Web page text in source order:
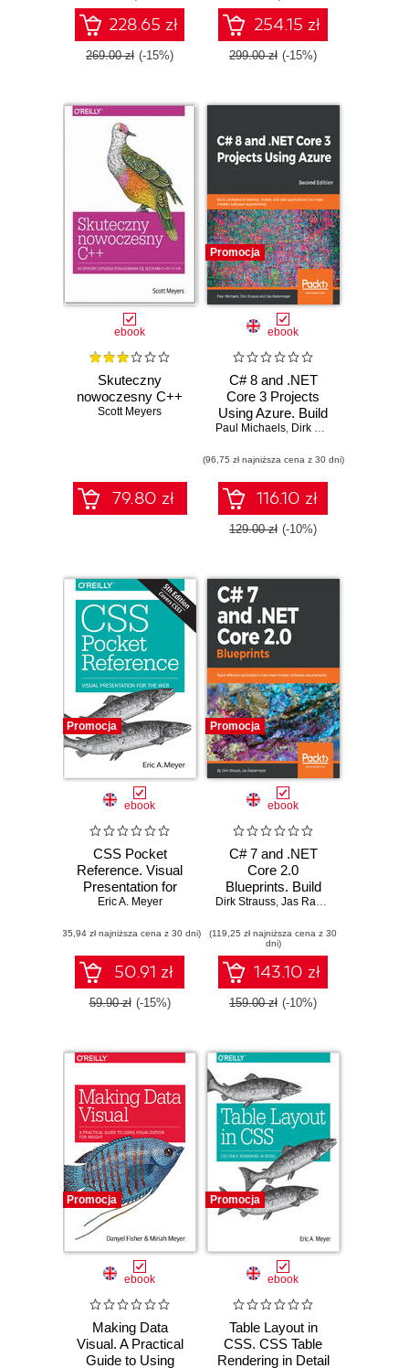
228.65 zł
269.00 zł (-15%)
254.15 zł
299.00 zł (-15%)
ebook
Skuteczny
nowoczesny C++
Scott Meyers
79.80 zł
Promocja
ebook
C# 8 and .NET
Core 3 Projects
Using Azure. Build
professional
and web
applications that
meet modern
software
requirements -
Paul Michaels, Dirk Strauss
(96,75 zł najniższa cena z 30 dni)
116.10 zł
129.00 zł (-10%)
Promocja
ebook
CSS Pocket
Reference. Visual
Presentation for
the Web. 5th
Eric A. Meyer
(35,94 zł najniższa cena z 30 dni)
50.91 zł
59.90 zł (-15%)
Promocja
ebook
C# 7 and .NET
Core 2.0
Blueprints. Build
effective
meet modern
software
requirements
Dirk Strauss, Jas Rademeyer
(119,25 zł najniższa cena z 30
dni)
143.10 zł
159.00 zł (-10%)
Promocja
ebook
Making Data
Visual. A Practical
Guide to Using
Promocja
ebook
Table Layout in
CSS. CSS Table
Rendering in Detail